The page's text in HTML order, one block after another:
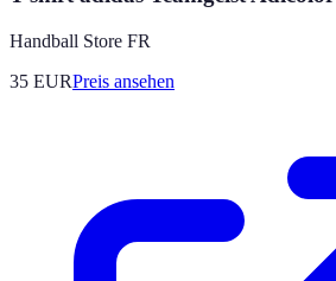
Handball Store FR
35 EURPreis ansehen